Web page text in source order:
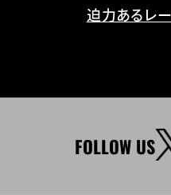
迫力あるレ
FOLLOW US